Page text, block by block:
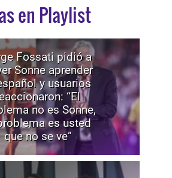
en Playlist
Fossati pidió a
Sonne aprender
y usuarios
“El
no es Sonne,
es usted
que no se ve”